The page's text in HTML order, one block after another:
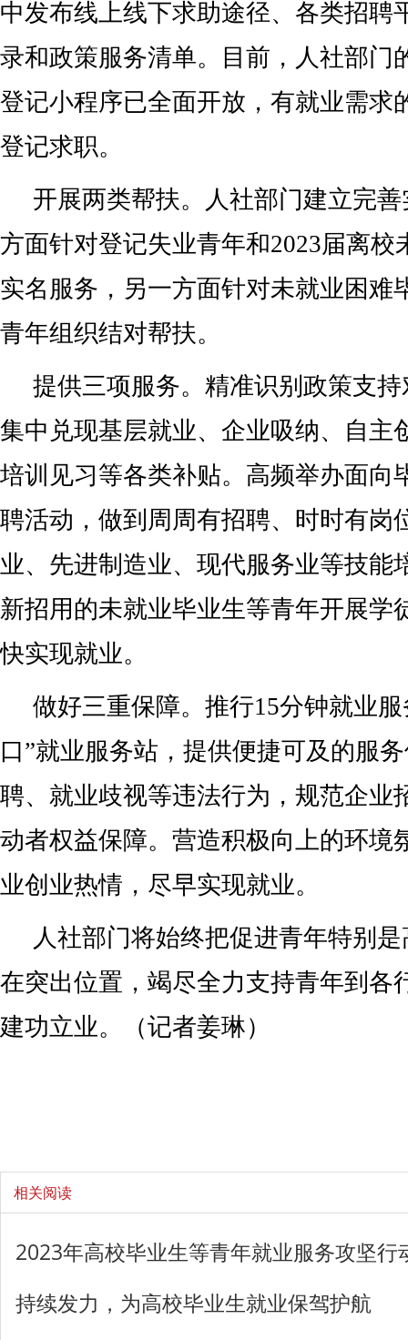
中发布线上线下求助途径、各类招聘
录和政策服务清单。目前，人社部门
登记小程序已全面开放，有就业需求
登记求职。
开展两类帮扶。人社部门建立完
方面针对登记失业青年和2023届离校
实名服务，另一方面针对未就业困难
青年组织结对帮扶。
提供三项服务。精准识别政策支
集中兑现基层就业、企业吸纳、自主
培训见习等各类补贴。高频举办面向
聘活动，做到周周有招聘、时时有岗
业、先进制造业、现代服务业等技能
新招用的未就业毕业生等青年开展学
快实现就业。
做好三重保障。推行15分钟就业
口”就业服务站，提供便捷可及的服
聘、就业歧视等违法行为，规范企业
动者权益保障。营造积极向上的环境
业创业热情，尽早实现就业。
人社部门将始终把促进青年特别
在突出位置，竭尽全力支持青年到各
建功立业。（记者姜琳）
相关阅读
2023年高校毕业生等青年就业服务攻坚行
持续发力，为高校毕业生就业保驾护航